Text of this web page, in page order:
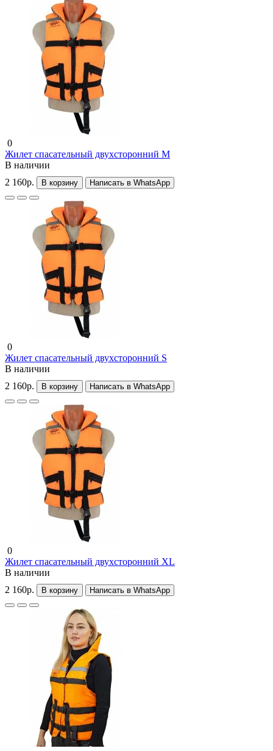
0
Жилет спасательный двухсторонний M
В наличии
2 160р.
В корзину Написать в WhatsApp
0
Жилет спасательный двухсторонний S
В наличии
2 160р.
В корзину Написать в WhatsApp
0
Жилет спасательный двухсторонний XL
В наличии
2 160р.
В корзину Написать в WhatsApp